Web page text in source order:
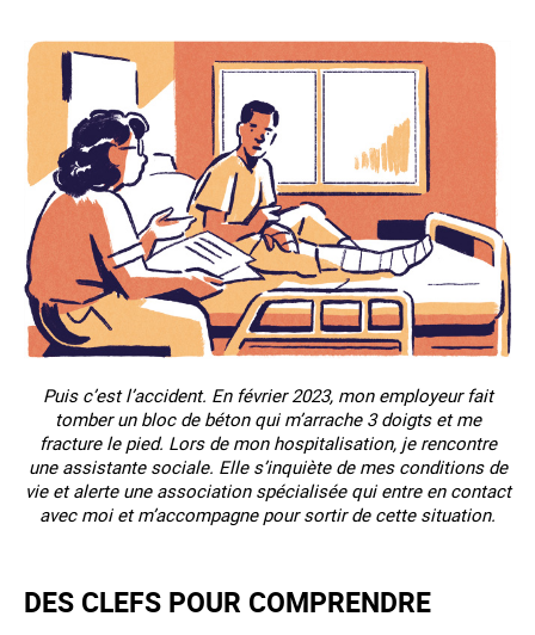
Puis c’est l’accident. En février 2023, mon employeur fait
tomber un bloc de béton qui m’arrache 3 doigts et me
fracture le pied. Lors de mon hospitalisation, je rencontre
une assistante sociale. Elle s’inquiète de mes conditions de
vie et alerte une association spécialisée qui entre en contact
avec moi et m’accompagne pour sortir de cette situation.
DES CLEFS POUR COMPRENDRE